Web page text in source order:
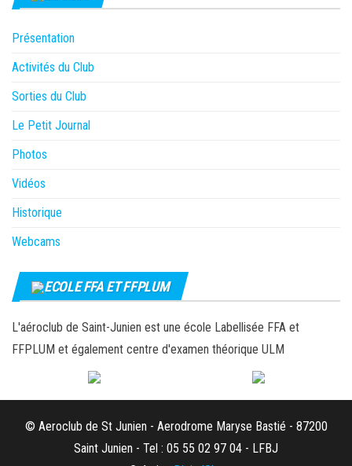
Présentation
Activités du Club
Sorties du Club
Le Petit Journal
Photos
Vidéos
Historique
Webcams
ECOLE FFA ET FFPLUM
L'aéroclub de Saint-Junien est une école Labellisée FFA et
FFPLUM et également centre d'examen théorique ULM
© Aeroclub de St Junien - Aerodrome Maryse Bastié - 87200
Saint Junien - Tel : 05 55 02 97 04 - LFBJ